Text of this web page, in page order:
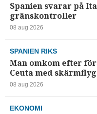
Spanien svarar på
gränskontroller
08 aug 2026
SPANIEN RIKS
Man omkom efter
Ceuta med
08 aug 2026
EKONOMI